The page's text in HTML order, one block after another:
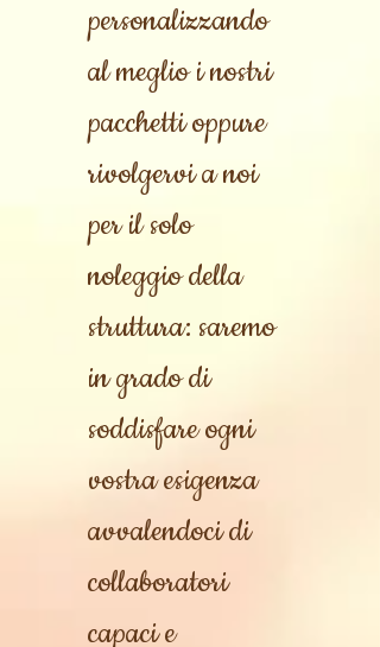
personalizzando
al meglio i nostri
pacchetti oppure
rivolgervi a noi
per il solo
noleggio della
struttura: saremo
in grado di
soddisfare ogni
vostra esigenza
avvalendoci di
collaboratori
capaci e